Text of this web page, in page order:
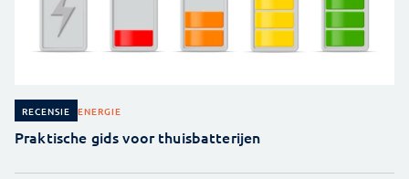
RECENSIE ENERGIE
Praktische gids voor thuisbatterijen